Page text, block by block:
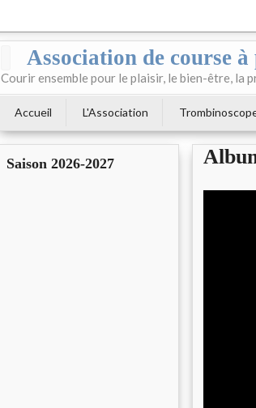
Association de course
Courir ensemble pour le plaisir, le bien-être,
Accueil L'Association
Saison 2026-2027